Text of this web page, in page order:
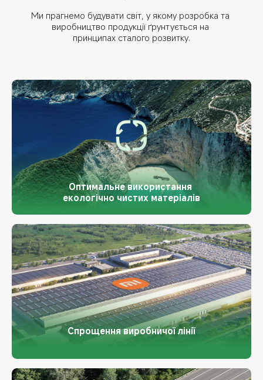
Ми прагнемо будувати світ, у якому розробка та
виробництво продукції ґрунтується на
принципах сталого розвитку.
Оптимальне використання
екологічно чистих матеріалів
Спрощення виробничої лінії